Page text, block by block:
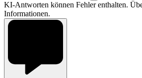
KI-Antworten können Fehler enthalten.
Informationen.